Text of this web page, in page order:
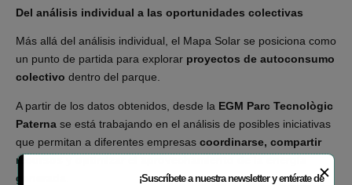
Del análisis individual a las oportunidades colectivas
Más allá del análisis individual, el Mapa Solar se posiciona como
un punto de partida para explorar proyectos de autoconsumo
colectivo dentro del parque.
A partir de los datos obtenidos, desde la EGM Parc Tecnològic
Paterna se está trabajando en el análisis de posibles iniciativas
que permitan a diferentes empresas coordinarse, compartir
recursos y optimizar el aprovechamiento de la energía
generada
✕
¡Suscríbete a nuestra newsletter y entérate de